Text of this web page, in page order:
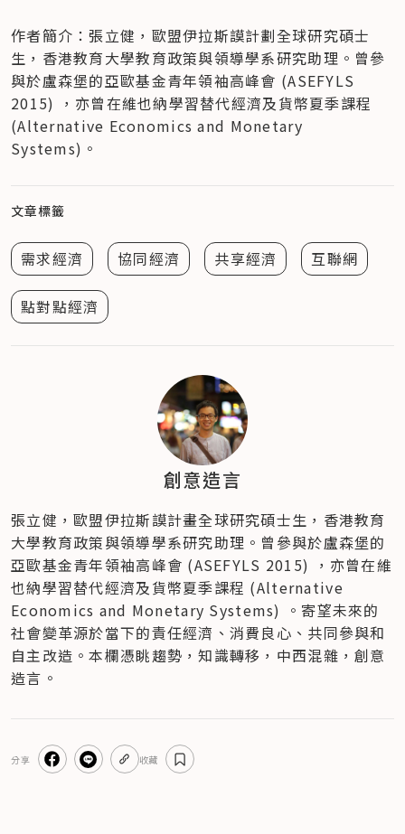
作者簡介：張立健，歐盟伊拉斯謨計劃全球研究碩士
生，香港教育大學教育政策與領導學系研究助理。曾參
與於盧森堡的亞歐基金青年領袖高峰會 (ASEFYLS
2015) ，亦曾在維也納學習替代經濟及貨幣夏季課程
(Alternative Economics and Monetary
Systems)。
文章標籤
需求經濟 協同經濟 共享經濟 互聯網
點對點經濟
創意造言
張立健，歐盟伊拉斯謨計畫全球研究碩士生，香港教育
大學教育政策與領導學系研究助理。曾參與於盧森堡的
亞歐基金青年領袖高峰會 (ASEFYLS 2015) ，亦曾在維
也納學習替代經濟及貨幣夏季課程 (Alternative
Economics and Monetary Systems) 。寄望未來的
社會變革源於當下的責任經濟、消費良心、共同參與和
自主改造。本欄憑眺趨勢，知識轉移，中西混雜，創意
造言。
分享 收藏